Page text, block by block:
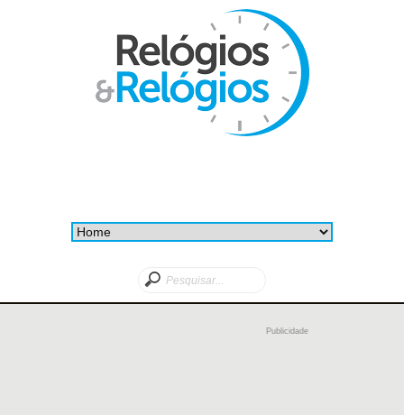
Publicidade